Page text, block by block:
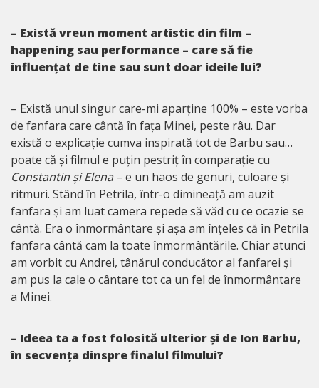
– Există vreun moment artistic din film –
happening sau performance – care să fie
influențat de tine sau sunt doar ideile lui?
– Există unul singur care-mi aparține 100% – este vorba
de fanfara care cântă în fața Minei, peste râu. Dar
există o explicație cumva inspirată tot de Barbu sau…
poate că și filmul e puțin pestriț în comparație cu
Constantin și Elena – e un haos de genuri, culoare și
ritmuri. Stând în Petrila, într-o dimineață am auzit
fanfara și am luat camera repede să văd cu ce ocazie se
cântă. Era o înmormântare și așa am înțeles că în Petrila
fanfara cântă cam la toate înmormântările. Chiar atunci
am vorbit cu Andrei, tânărul conducător al fanfarei și
am pus la cale o cântare tot ca un fel de înmormântare
a Minei.
– Ideea ta a fost folosită ulterior și de Ion Barbu,
în secvența dinspre finalul filmului?